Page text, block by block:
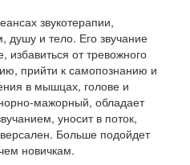
звукотерапии,
душу и тело. Его звучание
избавиться от тревожного
прийти к самопознанию и
в мышцах, голове и
мажорный, обладает
уносит в поток,
Больше подойдет
новичкам.